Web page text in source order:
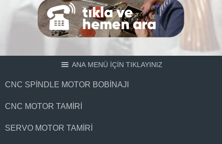
ANA MENÜ İÇİN TIKLAYINIZ
CNC SPINDLE MOTOR BOBINAJI
CNC MOTOR TAMIRI
SERVO MOTOR TAMIRI